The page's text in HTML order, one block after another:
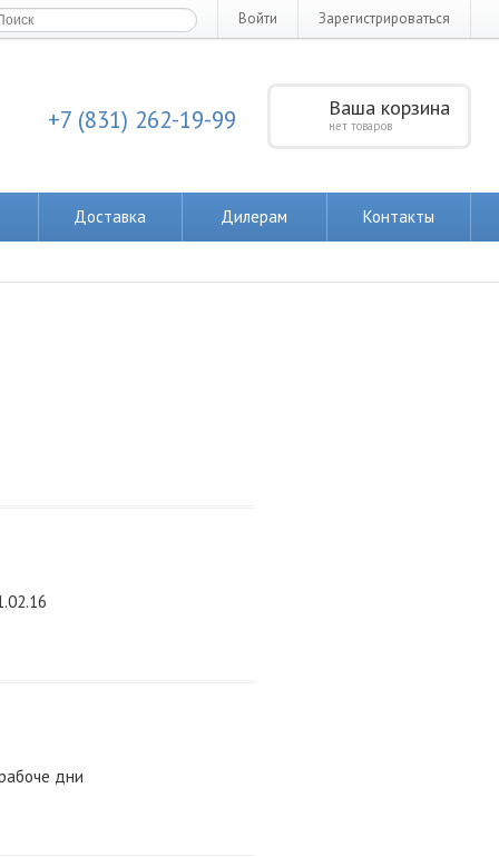
Войти Зарегистрироваться
Ваша корзина
нет товаров
+7 (831) 262-19-99
Доставка Дилерам Контакты
дни